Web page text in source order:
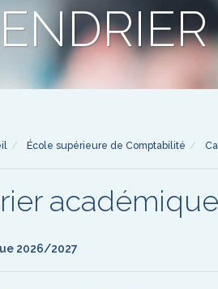
École supérieure de Comptabilité
académique
2026/2027